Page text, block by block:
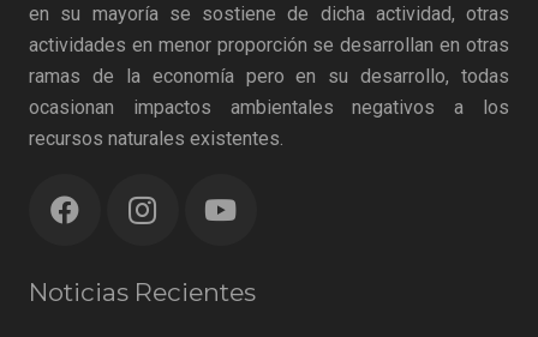
en su mayoría se sostiene de dicha actividad, otras
actividades en menor proporción se desarrollan en otras
ramas de la economía pero en su desarrollo, todas
ocasionan impactos ambientales negativos a los
recursos naturales existentes.
Noticias Recientes